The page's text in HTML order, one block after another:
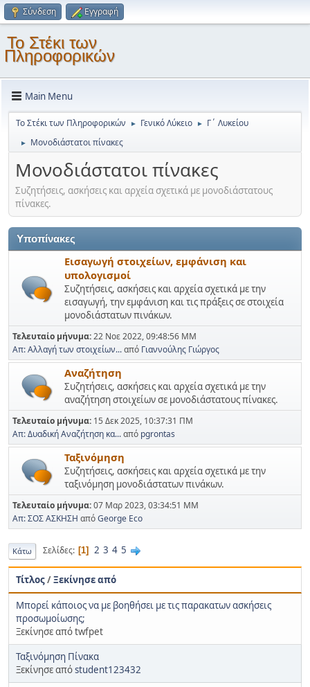
Σύνδεση Εγγραφή
Το Στέκι των
Πληροφορικών
Main Menu
Το Στέκι των Πληροφορικών ► Γενικό Λύκειο ► Γ΄ Λυκείου
► Μονοδιάστατοι πίνακες
Μονοδιάστατοι πίνακες
Συζητήσεις, ασκήσεις και αρχεία σχετικά με μονοδιάστατους
πίνακες.
Υποπίνακες
Εισαγωγή στοιχείων, εμφάνιση και
υπολογισμοί
Συζητήσεις, ασκήσεις και αρχεία σχετικά με την
εισαγωγή, την εμφάνιση και τις πράξεις σε στοιχεία
μονοδιάστατων πινάκων.
Τελευταίο μήνυμα:22 Νοε 2022, 09:48:56 ΜΜ
Απ: Αλλαγή των στοιχείων...από Γιαννούλης Γιώργος
Αναζήτηση
Συζητήσεις, ασκήσεις και αρχεία σχετικά με την
αναζήτηση στοιχείων σε μονοδιάστατους πίνακες.
Τελευταίο μήνυμα: 15 Δεκ 2025, 10:37:31 ΠΜ
Απ: Δυαδική Αναζήτηση κα...από pgrontas
Ταξινόμηση
Συζητήσεις, ασκήσεις και αρχεία σχετικά με την
ταξινόμηση μονοδιάστατων πινάκων.
Τελευταίο μήνυμα:07 Μαρ 2023, 03:34:51 ΜΜ
Απ: ΣΟΣ ΑΣΚΗΣΗ απόGeorge Eco
Κάτω Σελίδες 1 2 3 4 5
Τίτλος/Ξεκίνησε από
Mπορεί κάποιος να με βοηθήσει με τις παρακατων ασκήσεις
προσωμοίωσης;
Ξεκίνησε από twfpet
Ταξινόμηση Πίνακα
Ξεκίνησε απόstudent123432